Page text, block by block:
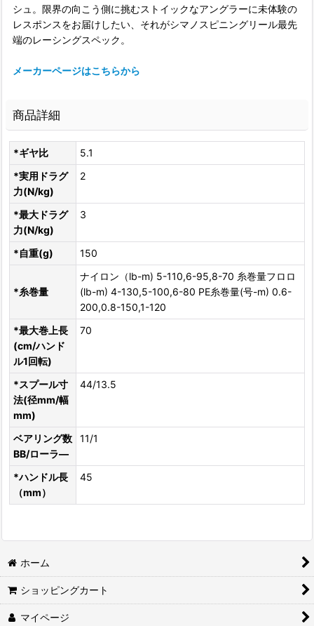
シュ。限界の向こう側に挑むストイックなアングラーに未体験の
レスポンスをお届けしたい、それがシマノスピニングリール最先
端のレーシングスペック。
メーカーページはこちらから
商品詳細
*ギヤ比
5.1
*実用ドラグ
力(N/kg)
2
*最大ドラグ
力(N/kg)
3
*自重(g) 150
*糸巻量
ナイロン（lb-m) 5-110,6-95,8-70 糸巻量フロロ
(lb-m) 4-130,5-100,6-80 PE糸巻量(号-m) 0.6-
200,0.8-150,1-120
*最大巻上長
(cm/ハンド
ル1回転)
70
*スプール寸
法(径mm/幅
mm)
44/13.5
ベアリング数
BB/ローラ―
11/1
*ハンドル長
（mm）
45
ホーム
ショッピングカート
マイページ